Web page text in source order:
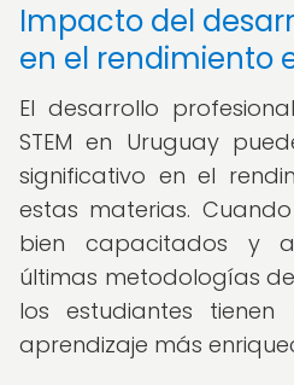
Impacto del
en el rendimiento
El desarrollo
STEM en Uruguay
significativo en el
estas materias.
bien capacitados y
últimas metodologías de
los estudiantes tienen
aprendizaje más